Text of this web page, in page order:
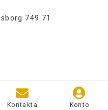
749 71
Kontakta Konto